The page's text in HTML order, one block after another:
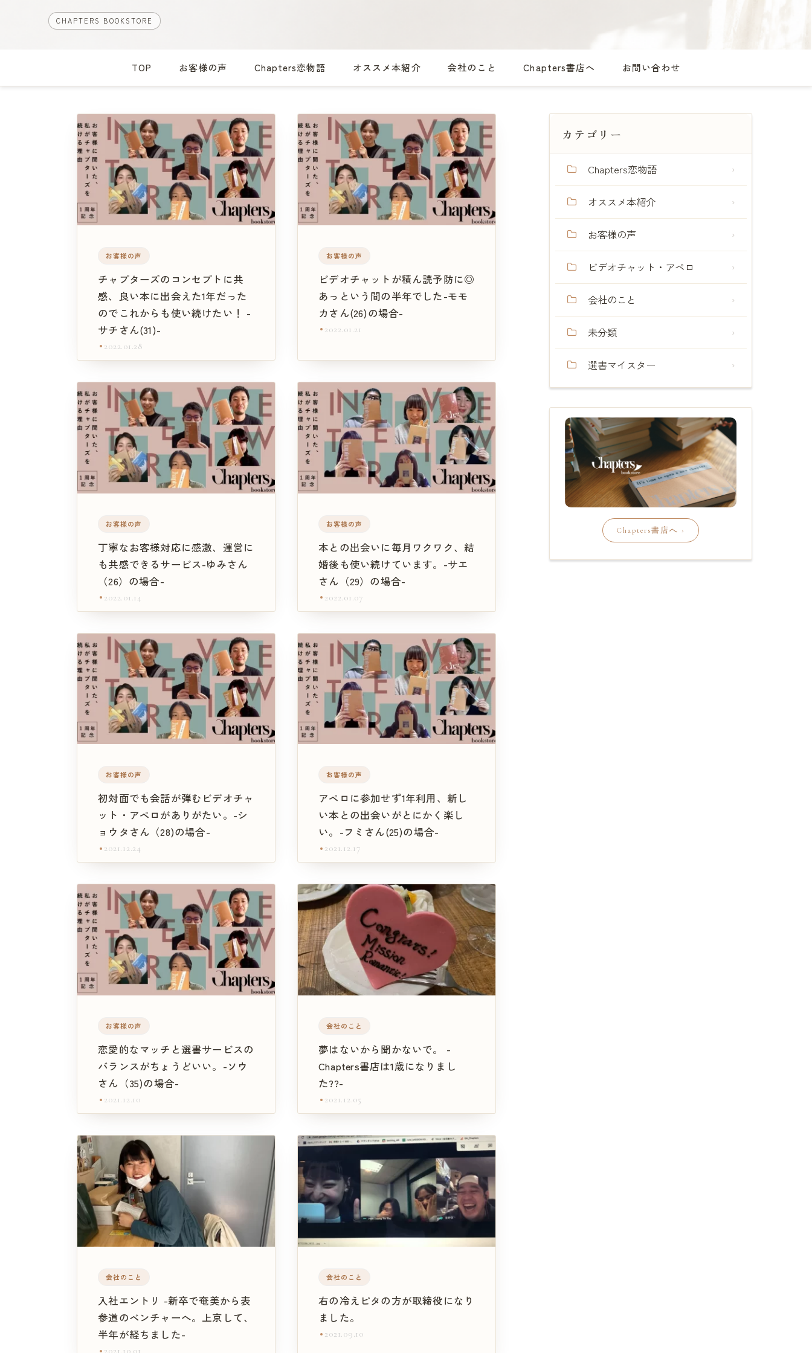
CHAPTERS BOOKSTORE
TOP お客様の声 Chapters恋物語 オススメ本紹介 会社のこと Chapters書店へ お問い合わせ
お客様の声
チャプターズのコンセプトに共
感、良い本に出会えた1年だった
のでこれからも使い続けたい！ -
サチさん(31)-
2022.01.28
お客様の声
ビデオチャットが積ん読予防に◎
あっという間の半年でした-モモ
カさん(26)の場合-
2022.01.21
お客様の声
丁寧なお客様対応に感激、運営に
も共感できるサービス-ゆみさん
（26）の場合-
2022.01.14
お客様の声
本との出会いに毎月ワクワク、結
婚後も使い続けています。-サエ
さん（29）の場合-
2022.01.07
お客様の声
初対面でも会話が弾むビデオチャ
ット・アペロがありがたい。-シ
ョウタさん（28)の場合-
2021.12.24
お客様の声
アペロに参加せず1年利用、新し
い本との出会いがとにかく楽し
い。-フミさん(25)の場合-
2021.12.17
お客様の声
恋愛的なマッチと選書サービスの
バランスがちょうどいい。-ソウ
さん（35)の場合-
2021.12.10
会社のこと
夢はないから聞かないで。 -
Chapters書店は1歳になりまし
た??-
2021.12.05
会社のこと
入社エントリ -新卒で奄美から表
参道のベンチャーへ。上京して、
半年が経ちました-
2021.10.01
会社のこと
右の冷えピタの方が取締役になり
ました。
2021.09.10
カテゴリー
Chapters恋物語
オススメ本紹介
お客様の声
ビデオチャット・アペロ
会社のこと
未分類
選書マイスター